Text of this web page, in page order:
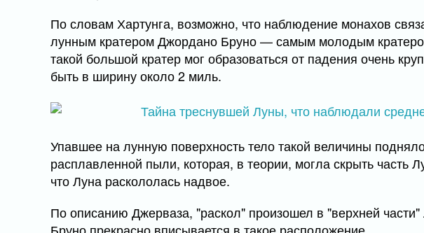
По словам Хартунга, возможно, что наблюдение монахов
лунным кратером Джордано Бруно — самым молодым
такой большой кратер мог образоваться от падения очень
быть в ширину около 2 миль.
Упавшее на лунную поверхность тело такой величины
расплавленной пыли, которая, в теории, могла скрыть часть
что Луна раскололась надвое.
По описанию Джерваза, "раскол" произошел в "верхней